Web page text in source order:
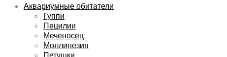
Аквариумные обитатели
Гуппи
Пецилии
Меченосец
Моллинезия
Петушки